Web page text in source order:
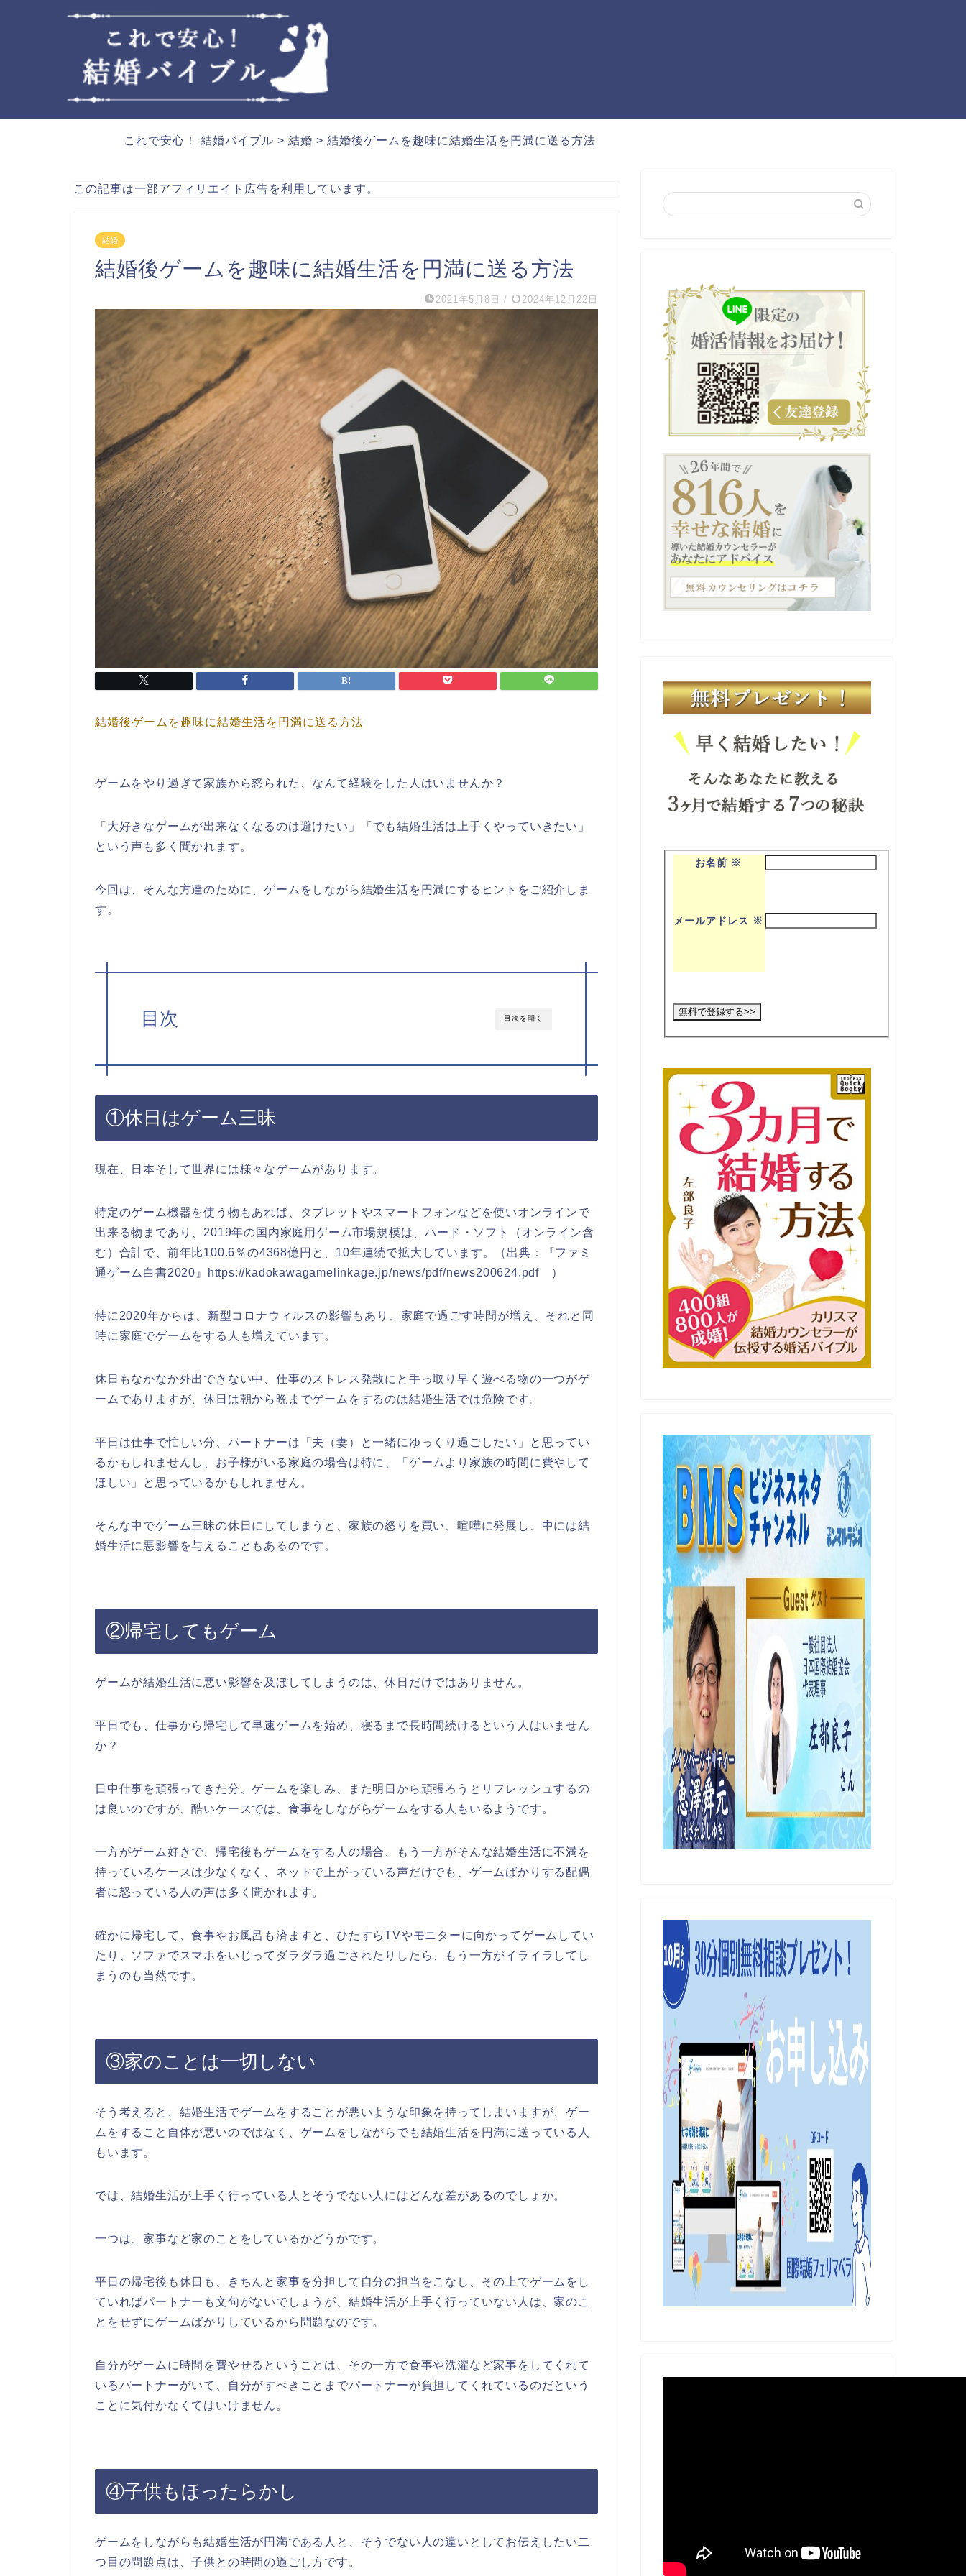
これで安心！ 結婚バイブル > 結婚 > 結婚後ゲームを趣味に結婚生活を円満に送る方法
この記事は一部アフィリエイト広告を利用しています。
結婚
結婚後ゲームを趣味に結婚生活を円満に送る方法
2021年5月8日 / 2024年12月22日
結婚後ゲームを趣味に結婚生活を円満に送る方法
ゲームをやり過ぎて家族から怒られた、なんて経験をした人はいませんか？
「大好きなゲームが出来なくなるのは避けたい」「でも結婚生活は上手くやっていきたい」
という声も多く聞かれます。
今回は、そんな方達のために、ゲームをしながら結婚生活を円満にするヒントをご紹介しま
す。
目次を開く
目次
①休日はゲーム三昧
現在、日本そして世界には様々なゲームがあります。
特定のゲーム機器を使う物もあれば、タブレットやスマートフォンなどを使いオンラインで
出来る物まであり、2019年の国内家庭用ゲーム市場規模は、ハード・ソフト（オンライン含
む）合計で、前年比100.6％の4368億円と、10年連続で拡大しています。（出典：『ファミ
通ゲーム白書2020』https://kadokawagamelinkage.jp/news/pdf/news200624.pdf ）
特に2020年からは、新型コロナウィルスの影響もあり、家庭で過ごす時間が増え、それと同
時に家庭でゲームをする人も増えています。
休日もなかなか外出できない中、仕事のストレス発散にと手っ取り早く遊べる物の一つがゲ
ームでありますが、休日は朝から晩までゲームをするのは結婚生活では危険です。
平日は仕事で忙しい分、パートナーは「夫（妻）と一緒にゆっくり過ごしたい」と思ってい
るかもしれませんし、お子様がいる家庭の場合は特に、「ゲームより家族の時間に費やして
ほしい」と思っているかもしれません。
そんな中でゲーム三昧の休日にしてしまうと、家族の怒りを買い、喧嘩に発展し、中には結
婚生活に悪影響を与えることもあるのです。
②帰宅してもゲーム
ゲームが結婚生活に悪い影響を及ぼしてしまうのは、休日だけではありません。
平日でも、仕事から帰宅して早速ゲームを始め、寝るまで長時間続けるという人はいません
か？
日中仕事を頑張ってきた分、ゲームを楽しみ、また明日から頑張ろうとリフレッシュするの
は良いのですが、酷いケースでは、食事をしながらゲームをする人もいるようです。
一方がゲーム好きで、帰宅後もゲームをする人の場合、もう一方がそんな結婚生活に不満を
持っているケースは少なくなく、ネットで上がっている声だけでも、ゲームばかりする配偶
者に怒っている人の声は多く聞かれます。
確かに帰宅して、食事やお風呂も済ますと、ひたすらTVやモニターに向かってゲームしてい
たり、ソファでスマホをいじってダラダラ過ごされたりしたら、もう一方がイライラしてし
まうのも当然です。
③家のことは一切しない
そう考えると、結婚生活でゲームをすることが悪いような印象を持ってしまいますが、ゲー
ムをすること自体が悪いのではなく、ゲームをしながらでも結婚生活を円満に送っている人
もいます。
では、結婚生活が上手く行っている人とそうでない人にはどんな差があるのでしょか。
一つは、家事など家のことをしているかどうかです。
平日の帰宅後も休日も、きちんと家事を分担して自分の担当をこなし、その上でゲームをし
ていればパートナーも文句がないでしょうが、結婚生活が上手く行っていない人は、家のこ
とをせずにゲームばかりしているから問題なのです。
自分がゲームに時間を費やせるということは、その一方で食事や洗濯など家事をしてくれて
いるパートナーがいて、自分がすべきことまでパートナーが負担してくれているのだという
ことに気付かなくてはいけません。
④子供もほったらかし
ゲームをしながらも結婚生活が円満である人と、そうでない人の違いとしてお伝えしたい二
つ目の問題点は、子供との時間の過ごし方です。
お名前 ※
メールアドレス ※